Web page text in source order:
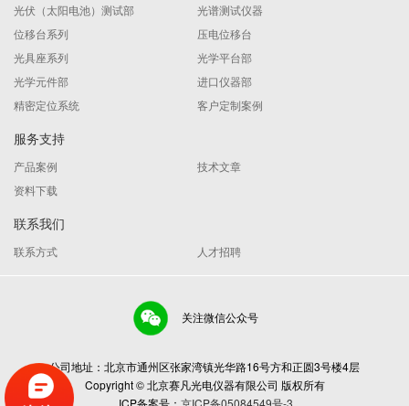
光伏（太阳电池）测试部
光谱测试仪器
位移台系列
压电位移台
光具座系列
光学平台部
光学元件部
进口仪器部
精密定位系统
客户定制案例
服务支持
产品案例
技术文章
资料下载
联系我们
联系方式 人才招聘
关注微信公众号
公司地址：北京市通州区张家湾镇光华路16号方和正圆3号楼4层
Copyright © 北京赛凡光电仪器有限公司 版权所有
ICP备案号： 京ICP备05084549号-3